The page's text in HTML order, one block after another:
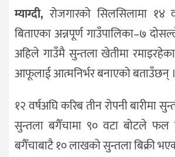
म्याग्दी, रोजगारको सिलसिलामा १४
बिताएका अन्नपूर्ण गाउँपालिका–७
अहिले गाउँमै सुन्तला खेतीमा
आफूलाई आत्मनिर्भर बनाएको बताउँछन् ।
१२ वर्षअघि करिब तीन रोपनी बारीमा
सुन्तला बगैँचामा ९० वटा बोटले फल
बगैँचाबाटै १० लाखको सुन्तला बिक्री